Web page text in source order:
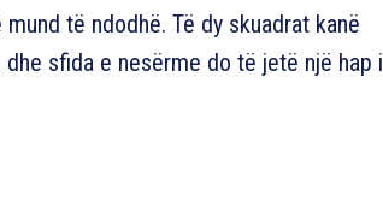
të ndodhë. Të dy skuadrat kanë
sfida e nesërme do të jetë një hap i